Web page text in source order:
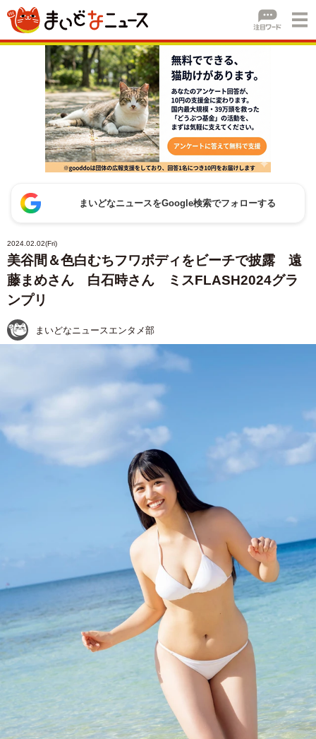
まいどなニュースをGoogle検索でフォローする
2024.02.02(Fri)
美谷間＆色白むちフワボディをビーチで披露 遠
藤まめさん 白石時さん ミスFLASH2024グラ
ンプリ
まいどなニュースエンタメ部